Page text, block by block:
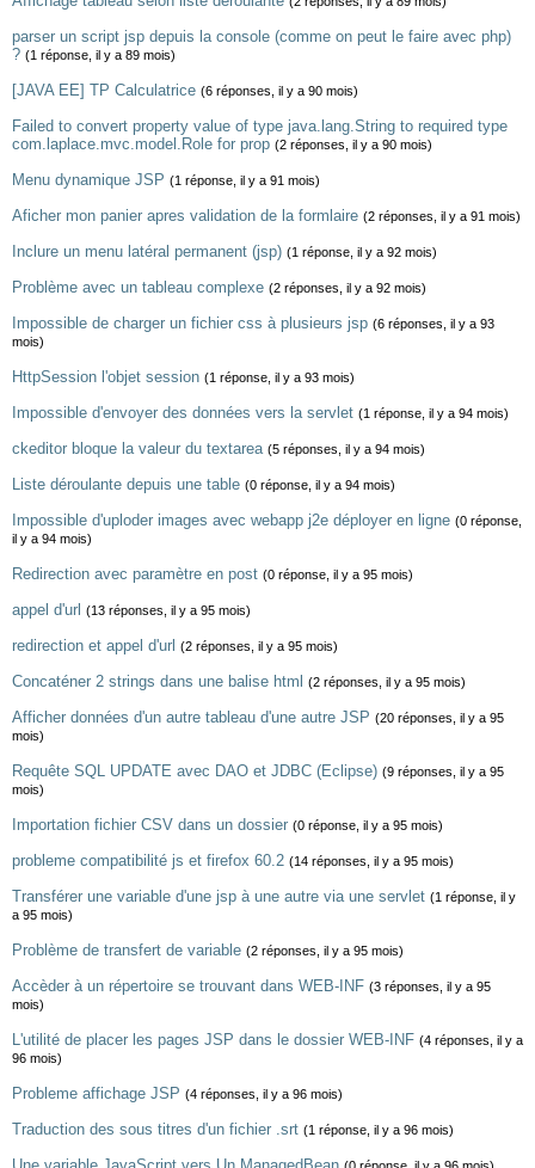
parser un script jsp depuis la console (comme on peut le faire avec php)
? (1 réponse, il y a 89 mois)
[JAVA EE] TP Calculatrice (6 réponses, il y a 90 mois)
Failed to convert property value of type java.lang.String to required type
com.laplace.mvc.model.Role for prop (2 réponses, il y a 90 mois)
Menu dynamique JSP (1 réponse, il y a 91 mois)
Aficher mon panier apres validation de la formlaire (2 réponses, il y a 91 mois)
Inclure un menu latéral permanent (jsp) (1 réponse, il y a 92 mois)
Problème avec un tableau complexe (2 réponses, il y a 92 mois)
Impossible de charger un fichier css à plusieurs jsp (6 réponses, il y a 93
mois)
HttpSession l'objet session (1 réponse, il y a 93 mois)
Impossible d'envoyer des données vers la servlet (1 réponse, il y a 94 mois)
ckeditor bloque la valeur du textarea (5 réponses, il y a 94 mois)
Liste déroulante depuis une table (0 réponse, il y a 94 mois)
Impossible d'uploder images avec webapp j2e déployer en ligne (0 réponse,
il y a 94 mois)
Redirection avec paramètre en post (0 réponse, il y a 95 mois)
appel d'url (13 réponses, il y a 95 mois)
redirection et appel d'url (2 réponses, il y a 95 mois)
Concaténer 2 strings dans une balise html (2 réponses, il y a 95 mois)
Afficher données d'un autre tableau d'une autre JSP (20 réponses, il y a 95
mois)
Requête SQL UPDATE avec DAO et JDBC (Eclipse) (9 réponses, il y a 95
mois)
Importation fichier CSV dans un dossier (0 réponse, il y a 95 mois)
probleme compatibilité js et firefox 60.2 (14 réponses, il y a 95 mois)
Transférer une variable d'une jsp à une autre via une servlet (1 réponse, il y
a 95 mois)
Problème de transfert de variable (2 réponses, il y a 95 mois)
Accèder à un répertoire se trouvant dans WEB-INF (3 réponses, il y a 95
mois)
L'utilité de placer les pages JSP dans le dossier WEB-INF (4 réponses, il y a
96 mois)
Probleme affichage JSP (4 réponses, il y a 96 mois)
Traduction des sous titres d'un fichier .srt (1 réponse, il y a 96 mois)